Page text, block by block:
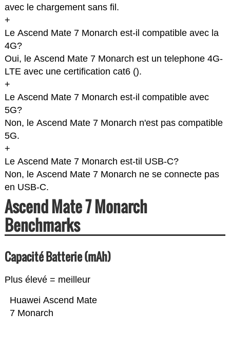
avec le chargement sans fil.
+
Le Ascend Mate 7 Monarch est-il compatible avec la
4G?
Oui, le Ascend Mate 7 Monarch est un telephone 4G-
LTE avec une certification cat6 ().
+
Le Ascend Mate 7 Monarch est-il compatible avec
5G?
Non, le Ascend Mate 7 Monarch n'est pas compatible
5G.
+
Le Ascend Mate 7 Monarch est-til USB-C?
Non, le Ascend Mate 7 Monarch ne se connecte pas
en USB-C.
Ascend Mate 7 Monarch
Benchmarks
Capacité Batterie (mAh)
Plus élevé = meilleur
Huawei Ascend Mate
7 Monarch